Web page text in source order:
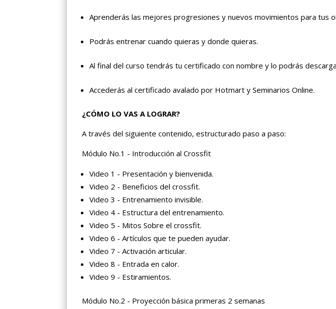
Aprenderás las mejores progresiones y nuevos movimientos para tus
Podrás entrenar cuando quieras y donde quieras.
Al final del curso tendrás tu certificado con nombre y lo podrás
Accederás al certificado avalado por Hotmart y Seminarios Online.
¿CÓMO LO VAS A LOGRAR?
A través del siguiente contenido, estructurado paso a paso:
Módulo No.1 - Introducción al Crossfit
Video 1 - Presentación y bienvenida.
Video 2 - Beneficios del crossfit.
Video 3 - Entrenamiento invisible.
Video 4 - Estructura del entrenamiento.
Video 5 - Mitos Sobre el crossfit.
Video 6 - Artículos que te pueden ayudar.
Video 7 - Activación articular.
Video 8 - Entrada en calor.
Video 9 - Estiramientos.
Módulo No.2 - Proyección básica primeras 2 semanas